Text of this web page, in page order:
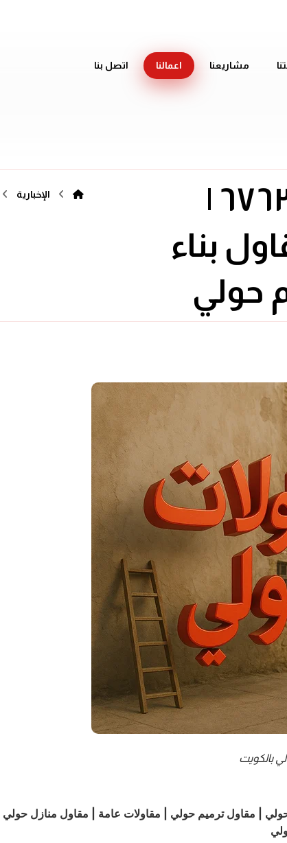
مشاريعنا اعمالنا اتصل بنا
مقاول حولي | ٦٧٦٣٢١١٠ |
بناء
حولي
الإخبارية
بالكويت
| مقاول بناء حولي | مقاول ترميم حولي | مقاولات عامة | مقاول منازل حولي |